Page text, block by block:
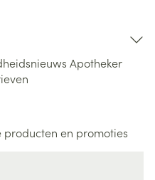
Apotheker
en promoties